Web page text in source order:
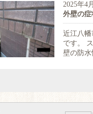
2025年4
外壁の症
近江八
です。
壁の防